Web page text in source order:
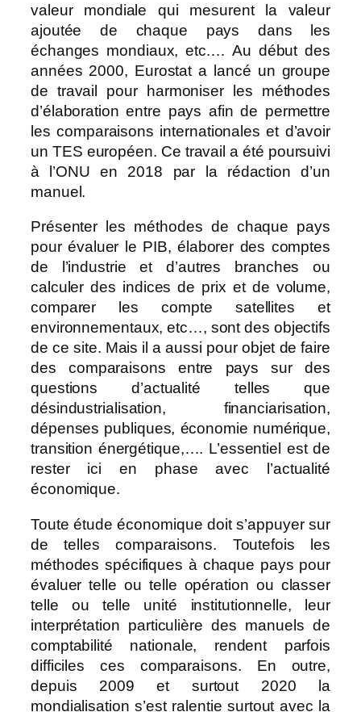
valeur mondiale qui mesurent la valeur
ajoutée de chaque pays dans les
échanges mondiaux, etc.… Au début des
années 2000, Eurostat a lancé un groupe
de travail pour harmoniser les méthodes
d’élaboration entre pays afin de permettre
les comparaisons internationales et d’avoir
un TES européen. Ce travail a été poursuivi
à l’ONU en 2018 par la rédaction d’un
manuel.
Présenter les méthodes de chaque pays
pour évaluer le PIB, élaborer des comptes
de l’industrie et d’autres branches ou
calculer des indices de prix et de volume,
comparer les compte satellites et
environnementaux, etc…, sont des objectifs
de ce site. Mais il a aussi pour objet de faire
des comparaisons entre pays sur des
questions d’actualité telles que
désindustrialisation, financiarisation,
dépenses publiques, économie numérique,
transition énergétique,…. L’essentiel est de
rester ici en phase avec l’actualité
économique.
Toute étude économique doit s’appuyer sur
de telles comparaisons. Toutefois les
méthodes spécifiques à chaque pays pour
évaluer telle ou telle opération ou classer
telle ou telle unité institutionnelle, leur
interprétation particulière des manuels de
comptabilité nationale, rendent parfois
difficiles ces comparaisons. En outre,
depuis 2009 et surtout 2020 la
mondialisation s’est ralentie surtout avec la